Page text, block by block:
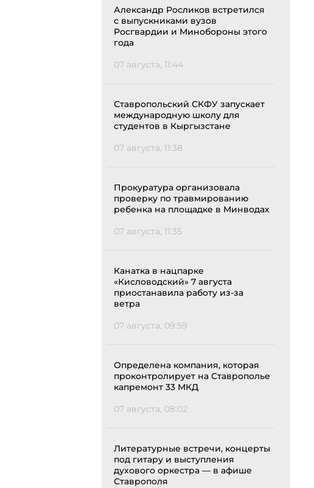
Александр Росликов встретился
с выпускниками вузов
Росгвардии и Минобороны этого
года
07 августа, 11:44
Ставропольский СКФУ запускает
международную школу для
студентов в Кыргызстане
07 августа, 11:38
Прокуратура организовала
проверку по травмированию
ребенка на площадке в Минводах
07 августа, 11:35
Канатка в нацпарке
«Кисловодский» 7 августа
приостанавила работу из-за
ветра
07 августа, 09:59
Определена компания, которая
проконтролирует на Ставрополье
капремонт 33 МКД
07 августа, 08:02
Литературные встречи, концерты
под гитару и выступления
духового оркестра — в афише
Ставрополя